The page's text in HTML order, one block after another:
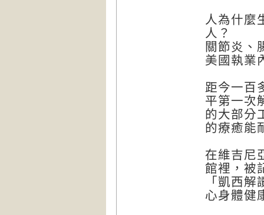
人為什麼
人？
關節炎、
美國執業
距今一百
平第一次
的大部分
的療癒能
在維吉尼
館裡，被
「凱西
心身體健